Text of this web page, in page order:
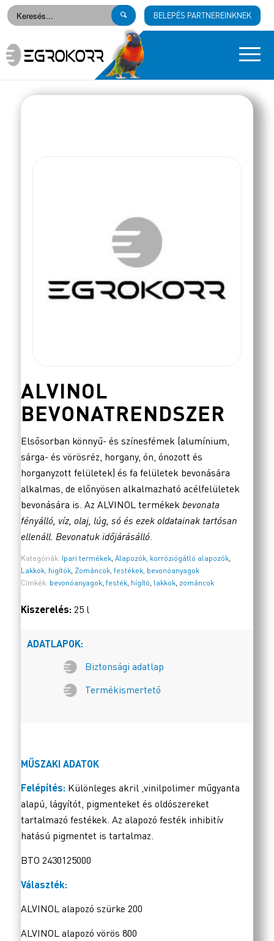
BELEPÉS PARTNEREINKNEK
ALVINOL
BEVONATRENDSZER
Elsősorban könnyű- és színesfémek (alumínium,
sárga- és vörösréz, horgany, ón, ónozott és
horganyzott felületek) és fa felületek bevonására
alkalmas, de előnyösen alkalmazható acélfelületek
bevonására is. Az ALVINOL termékek bevonata
fényálló, víz, olaj, lúg, só és ezek oldatainak tartósan
ellenáll. Bevonatuk időjárásálló.
Kategóriák: Ipari termékek, Alapozók, korróziógátló alapozók,
Lakkok, higítók, Zománcok, festékek, bevonóanyagok
Címkék: bevonóanyagok, festék, hígító, lakkok, zománcok
Kiszerelés: 25 l
ADATLAPOK:
Biztonsági adatlap
Termékismertető
MŰSZAKI ADATOK
Felépítés: Különleges akril ,vinilpolimer műgyanta
alapú, lágyítót, pigmenteket és oldószereket
tartalmazó festékek. Az alapozó festék inhibitív
hatású pigmentet is tartalmaz.
BTO 2430125000
Választék:
ALVINOL alapozó szürke 200
ALVINOL alapozó vörös 800